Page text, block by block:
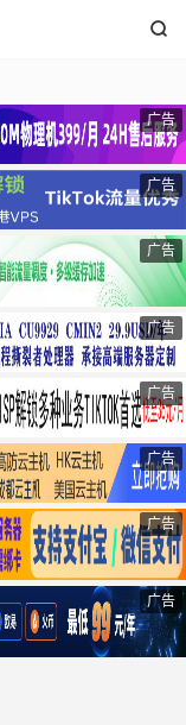

广告
广告
广告
广告
广告
广告
广告
广告